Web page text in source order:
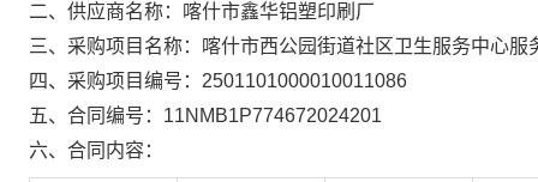
二、供应商名称：
喀什市鑫华铝塑印刷厂
三、采购项目名称：
喀什市西公园街道社区卫生服务中心服
四、采购项目编号： 2501101000010011086
五、合同编号： 11NMB1P774672024201
六、合同内容：